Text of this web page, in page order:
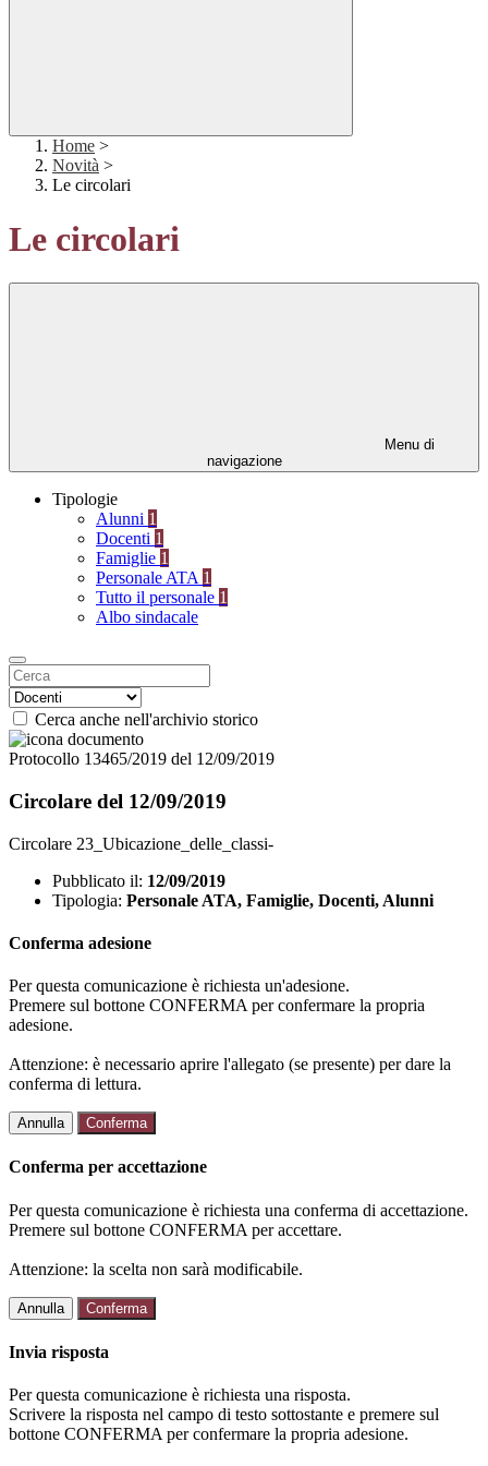
Home >
Novità >
Le circolari
Le circolari
Menu di
navigazione
Tipologie
Alunni 1
Docenti 1
Famiglie 1
Personale ATA 1
Tutto il personale 1
Albo sindacale
Cerca anche nell'archivio storico
Protocollo 13465/2019 del 12/09/2019
Circolare del 12/09/2019
Circolare 23_Ubicazione_delle_classi-
Pubblicato il: 12/09/2019
Tipologia: Personale ATA, Famiglie, Docenti, Alunni
Conferma adesione
Per questa comunicazione è richiesta un'adesione.
Premere sul bottone CONFERMA per confermare la propria
adesione.
Attenzione: è necessario aprire l'allegato (se presente) per dare la
conferma di lettura.
Annulla Conferma
Conferma per accettazione
Per questa comunicazione è richiesta una conferma di accettazione.
Premere sul bottone CONFERMA per accettare.
Attenzione: la scelta non sarà modificabile.
Annulla Conferma
Invia risposta
Per questa comunicazione è richiesta una risposta.
Scrivere la risposta nel campo di testo sottostante e premere sul
bottone CONFERMA per confermare la propria adesione.